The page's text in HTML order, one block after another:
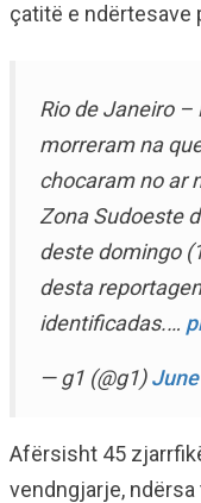
çatitë e ndërtesave
Rio de Janeiro –
morreram na
chocaram no ar
Zona Sudoeste
deste domingo
desta
identificadas.…
— g1 (@g1)
Afërsisht 45
vendngjarje,